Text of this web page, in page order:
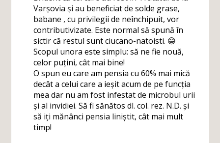
Varșovia și au beneficiat de solde grase,
babane , cu privilegii de neînchipuit, vor
contributivizate. Este normal să spună în
sictir că restul sunt ciucano-natoisti. 😁
Scopul unora este simplu: să ne fie nouă,
celor puțini, cât mai bine!
O spun eu care am pensia cu 60% mai mică
decât a celui care a ieșit acum de pe funcția
mea dar nu am fost infestat de microbul urii
și al invidiei. Să fi sănătos dl. col. rez. N.D. și
să iți mănânci pensia liniștit, cât mai mult
timp!